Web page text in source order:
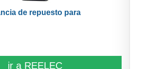
de repuesto para
ir a REELEC